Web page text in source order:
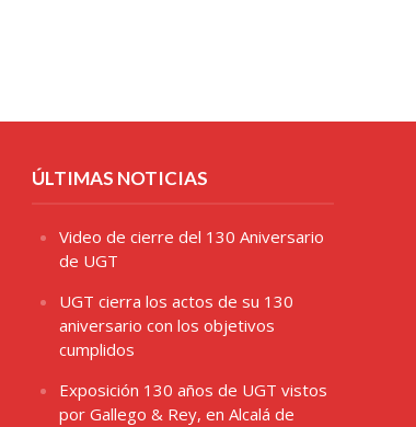
ÚLTIMAS NOTICIAS
Video de cierre del 130 Aniversario
de UGT
UGT cierra los actos de su 130
aniversario con los objetivos
cumplidos
Exposición 130 años de UGT vistos
por Gallego & Rey, en Alcalá de